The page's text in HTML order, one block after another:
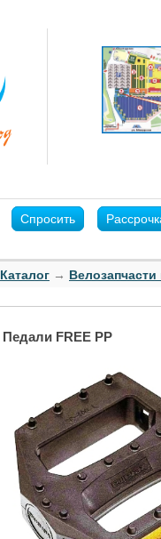
Спросить
Каталог →
Педали FREE PP